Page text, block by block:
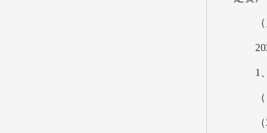
（九
2020
1、
（1
（2